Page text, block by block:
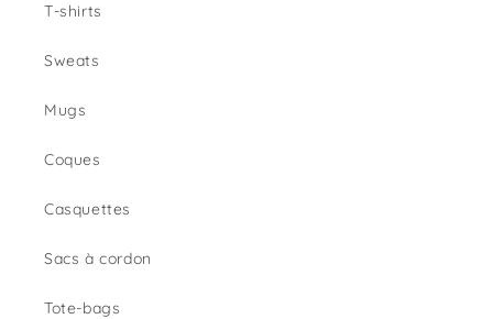
T-shirts
Sweats
Mugs
Coques
Casquettes
Sacs à cordon
Tote-bags